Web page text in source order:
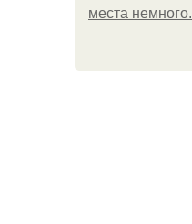
места немного.